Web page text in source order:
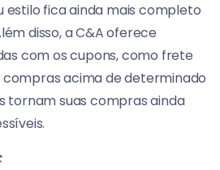
estilo fica ainda mais completo
disso, a C&A oferece
com os cupons, como frete
acima de determinado
tornam suas compras ainda